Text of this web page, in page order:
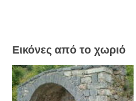
Εικόνες από το χωριό